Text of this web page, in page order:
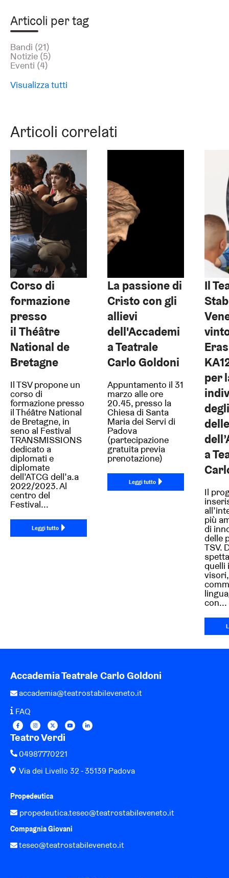
Articoli per tag
Bandi (21)
Notizie (5)
Eventi (4)
Visualizza tutti
Articoli correlati
Corso di
formazione
presso
il Théâtre
National de
Bretagne
Il TSV propone un
corso di
formazione presso
il Théâtre National
de Bretagne, in
seno al Festival
TRANSMISSIONS
dedicato a
diplomati e
diplomate
dell’ATCG dell’a.a
2022/2023. Al
centro del
Festival...
Leggi tutto
La passione di
Cristo con gli
allievi
dell'Accademi
a Teatrale
Carlo Goldoni
Appuntamento il 31
marzo alle ore
20.45, presso la
Chiesa di Santa
Maria dei Servi di
Padova
(partecipazione
gratuita previa
prenotazione)
Leggi tutto
Il
per
a
Il
più
di
delle
TSV.
quelli
con...
Accademia Teatrale Carlo Goldoni
accademia@teatrostabileveneto.it
FAQ
Teatro Verdi
04987770221
Via dei Livello 32 - 35139 Padova
Propedeutica
propedeutica.teseo@teatrostabileveneto.it
Compagnia Giovani
teseo@teatrostabileveneto.it